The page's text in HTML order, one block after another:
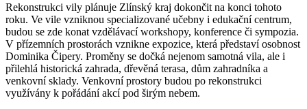
Rekonstrukci vily plánuje Zlínský kraj dokončit na konci tohoto
roku. Ve vile vzniknou specializované učebny i edukační centrum,
budou se zde konat vzdělávací workshopy, konference či sympozia.
V přízemních prostorách vznikne expozice, která představí osobnost
Dominika Čipery. Proměny se dočká nejenom samotná vila, ale i
přilehlá historická zahrada, dřevěná terasa, dům zahradníka a
venkovní sklady. Venkovní prostory budou po rekonstrukci
využívány k pořádání akcí pod širým nebem.